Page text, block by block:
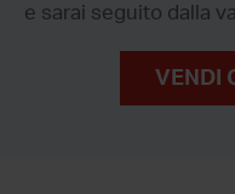
e sarai seguito dalla
VENDI